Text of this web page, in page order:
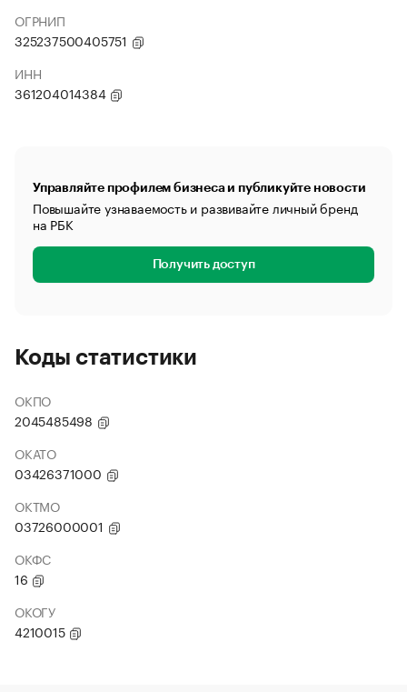
ОГРНИП
325237500405751
ИНН
361204014384
Управляйте профилем бизнеса и публикуйте новости
Повышайте узнаваемость и развивайте личный бренд
на РБК
Получить доступ
Коды статистики
ОКПО
2045485498
ОКАТО
03426371000
ОКТМО
03726000001
ОКФС
16
ОКОГУ
4210015